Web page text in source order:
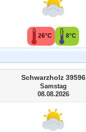
26°C 8°C
Schwarzholz 39596
Samstag
08.08.2026